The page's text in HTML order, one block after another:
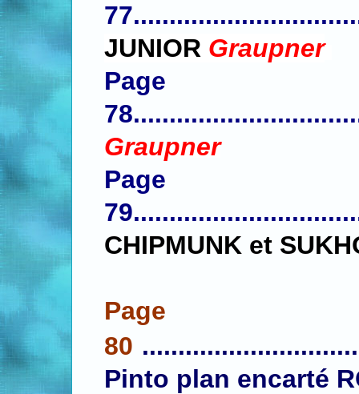
77
JUNIOR Graupner
Page
78
Graupner
Page
79
CHIPMUNK et
Page
80
Pinto plan encarté